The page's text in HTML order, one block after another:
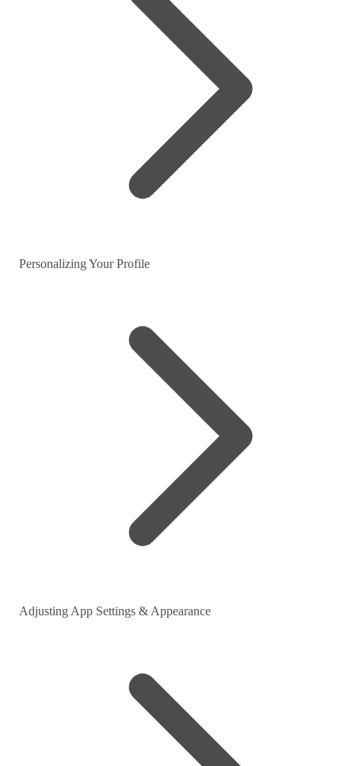
Personalizing Your Profile
Adjusting App Settings & Appearance